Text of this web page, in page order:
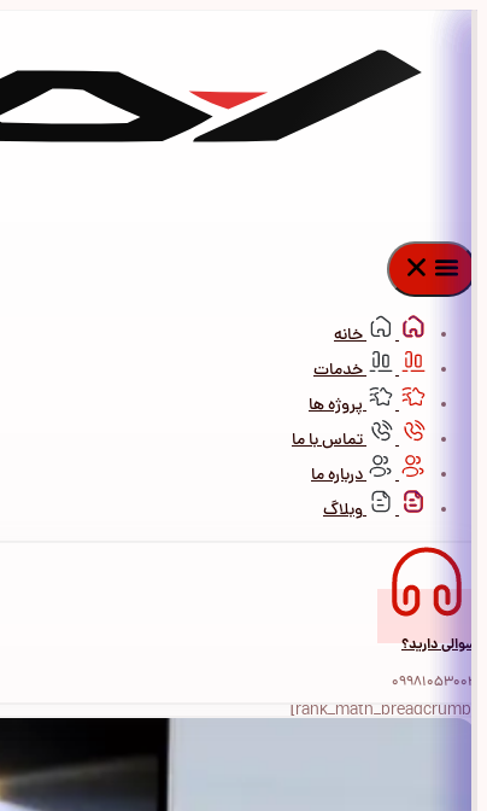
پرش
خانه
خدمات
پروژه ها
تماس با ما
درباره ما
وبلاگ
سوالی دارید؟
09981053004